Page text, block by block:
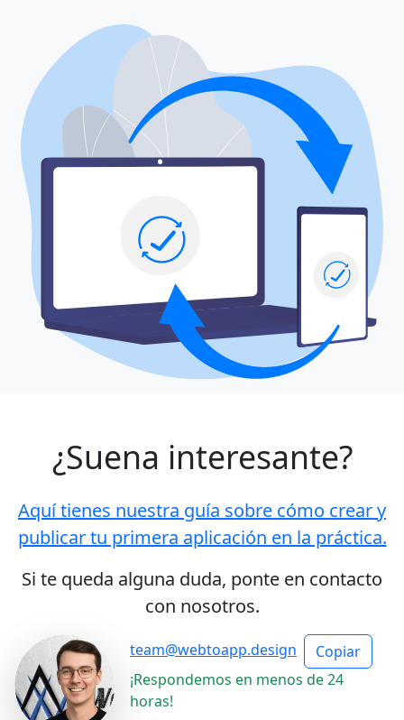
¿Suena interesante?
Aquí tienes nuestra guía sobre cómo crear y
publicar tu primera aplicación en la práctica.
Si te queda alguna duda, ponte en contacto
con nosotros.
team@webtoapp.design
Copiar
¡Respondemos en menos de 24
horas!